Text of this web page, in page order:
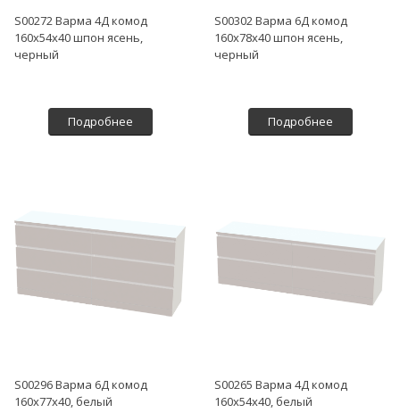
S00272 Варма 4Д комод
160х54х40 шпон ясень,
черный
Подробнее
S00302 Варма 6Д комод
160х78х40 шпон ясень,
черный
Подробнее
S00296 Варма 6Д комод
160х77х40, белый
S00265 Варма 4Д комод
160х54х40, белый